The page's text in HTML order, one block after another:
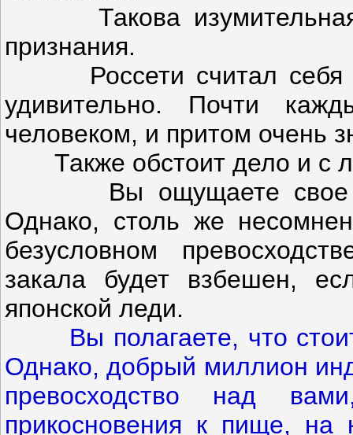
Такова изумительная
признания.
Россети считал себя
удивительно. Почти
человеком, и притом очень
Также обстоит дело и с
Вы ощущаете свое
Однако, столь же
безусловном
закала будет взбешен,
японской леди.
Вы полагаете, что
Однако, добрый миллион
превосходство над
прикосновения к пище, на